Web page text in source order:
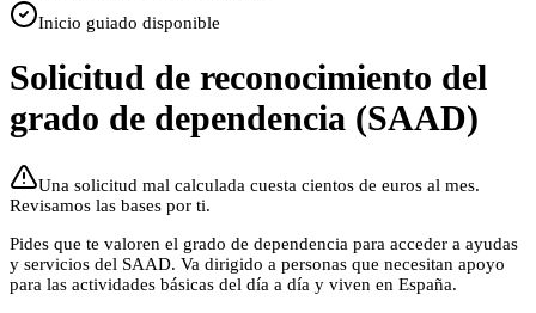
Inicio guiado disponible
Solicitud de reconocimiento del
grado de dependencia (SAAD)
Una solicitud mal calculada cuesta cientos de euros al mes.
Revisamos las bases por ti.
Pides que te valoren el grado de dependencia para acceder a ayudas
y servicios del SAAD. Va dirigido a personas que necesitan apoyo
para las actividades básicas del día a día y viven en España.